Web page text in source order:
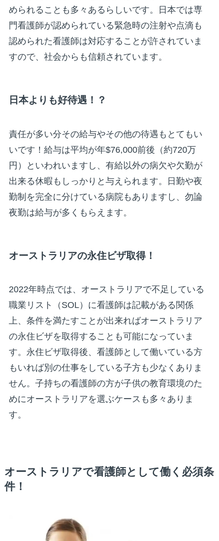
められることも多々あるらしいです。日本では専
門看護師が認められている緊急時の注射や点滴も
認められた看護師は対応することが許されていま
すので、社会からも信頼されています。
日本よりも好待遇！？
責任が多い分その給与やその他の待遇もとてもい
いです！給与は平均が年$76,000前後（約720万
円）といわれいますし、有給以外の病欠や欠勤が
出来る休暇もしっかりと与えられます。日勤や夜
勤制を完全に分けている病院もありますし、勿論
夜勤は給与が多くもらえます。
オーストラリアの永住ビザ取得！
2022年時点では、オーストラリアで不足している
職業リスト（SOL）に看護師は記載がある関係
上、条件を満たすことが出来ればオーストラリア
の永住ビザを取得することも可能になっていま
す。永住ビザ取得後、看護師として働いている方
もいれば別の仕事をしている子方も少なくありま
せん。子持ちの看護師の方が子供の教育環境のた
めにオーストラリアを選ぶケースも多々ありま
す。
オーストラリアで看護師として働く必須条
件！